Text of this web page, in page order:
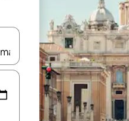
करके नेविगेट करें या टच या फिर